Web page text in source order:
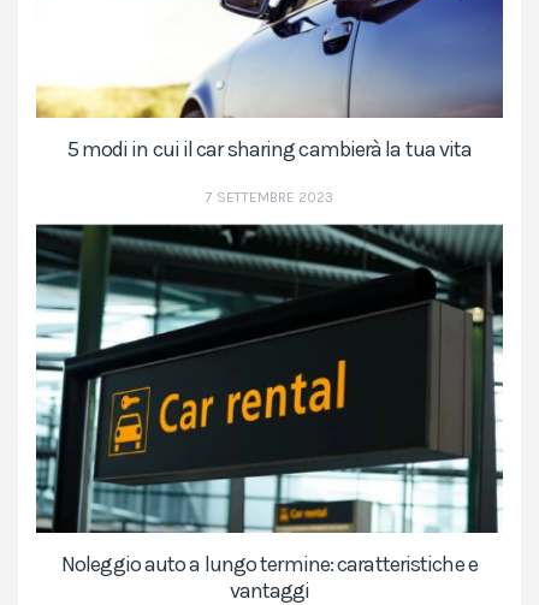
5 modi in cui il car sharing cambierà la tua vita
7 SETTEMBRE 2023
Noleggio auto a lungo termine: caratteristiche e
vantaggi